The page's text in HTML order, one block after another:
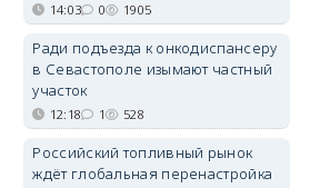
14:03 0 1905
Ради подъезда к онкодиспансеру
в Севастополе изымают частный
участок
12:18 1 528
Российский топливный рынок
ждёт глобальная перенастройка